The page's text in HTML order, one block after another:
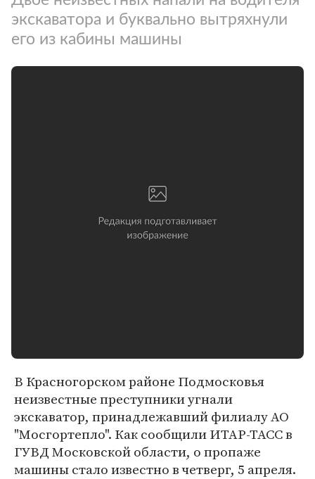
экскаватора и буквально вытряхнули
его из кабины машины
В Красногорском районе Подмосковья
неизвестные преступники угнали
экскаватор, принадлежавший филиалу АО
"Мосгортепло". Как сообщили ИТАР-ТАСС в
ГУВД Московской области, о пропаже
машины стало известно в четверг, 5 апреля.